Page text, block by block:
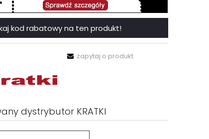
kod rabatowy na ten produkt!
zapytaj o produkt
dystrybutor KRATKI